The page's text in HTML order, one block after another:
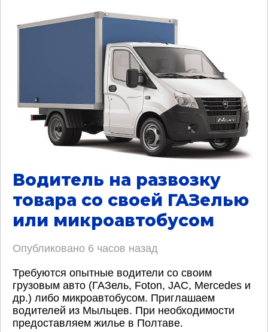
Водитель на развозку
товара со своей ГАЗелью
или микроавтобусом
Опубликовано 6 часов назад
Требуются опытные водители со своим
грузовым авто (ГАЗель, Foton, JAC, Mercedes и
др.) либо микроавтобусом. Приглашаем
водителей из Мыльцев. При необходимости
предоставляем жилье в Полтаве.